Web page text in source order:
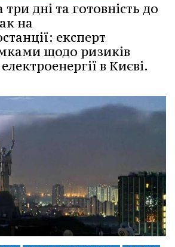
дні та готовність до
на
експерт
щодо ризиків
в Києві.